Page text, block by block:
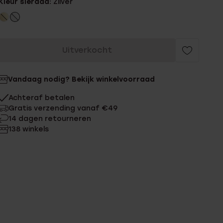
sieraad: Zilver
Uitverkocht
Vandaag nodig? Bekijk winkelvoorraad
Achteraf betalen
Gratis verzending vanaf €49
14 dagen retourneren
138 winkels